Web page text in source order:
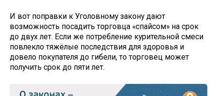
И вот поправки к Уголовному закону дают
возможность посадить торговца «спайсом» на срок
до двух лет. Если же потребление курительной смеси
повлекло тяжёлые последствия для здоровья и
довело покупателя до гибели, то торговец может
получить срок до пяти лет.